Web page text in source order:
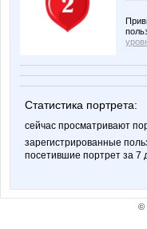
Статистика портрета:
сейчас просматривают
зарегистрированные
посетившие портрет за 7
©